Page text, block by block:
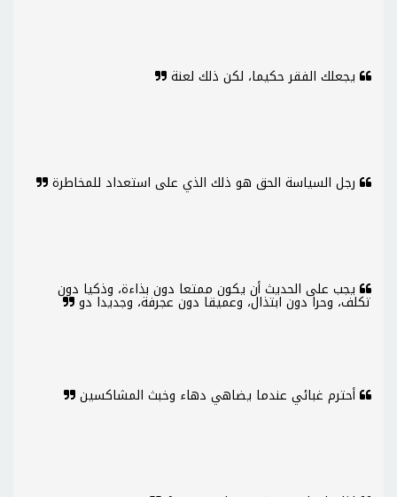
يجعلك الفقر حكيما، لكن ذلك لعنة
رجل السياسة الحق هو ذلك الذي على استعداد للمخاطرة
يجب على الحديث أن يكون ممتعا دون بذاءة، وذكيا دون
تكلف، وحرا دون ابتذال، وعميقا دون عجرفة، وجديدا دو
أحترم غبائي عندما يضاهي دهاء وخبث المشاكسين